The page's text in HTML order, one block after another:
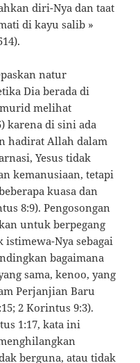
diri-Nya dan taat
di kayu salib »
natur
Dia berada di
melihat
karena di sini ada
hadirat Allah dalam
Yesus tidak
kemanusiaan, tetapi
kuasa dan
8:9). Pengosongan
untuk berpegang
Nya sebagai
bagaimana
sama, kenoo, yang
Perjanjian Baru
2 Korintus 9:3).
1:17, kata ini
berguna, atau tidak